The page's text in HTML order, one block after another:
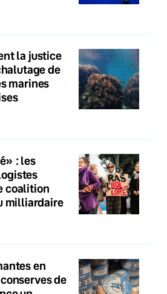
la justice
de
marines
: les
coalition
milliardaire
en
de